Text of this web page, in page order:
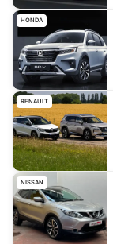
HONDA
RENAULT
NISSAN